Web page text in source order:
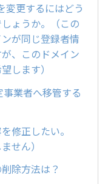
変更するにはどう
ょうか。（この
が同じ登録者情
、このドメイン
します）
業者へ移管する
修正したい。
せん）
除方法は？